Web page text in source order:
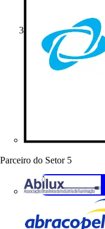
Parceiro do Setor 5
Artigos de produto